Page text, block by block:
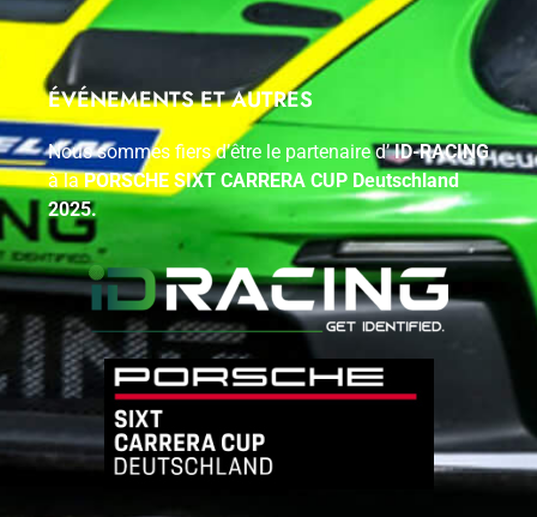
ÉVÉNEMENTS ET AUTRES
Nous sommes fiers d’être le partenaire d’ID-RACING
à laPORSCHE SIXT CARRERA CUP Deutschland
2025.